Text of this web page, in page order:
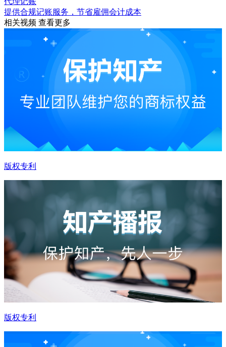
提供合规记账服务，节省雇佣会计成本
相关视频 查看更多
版权专利
版权专利